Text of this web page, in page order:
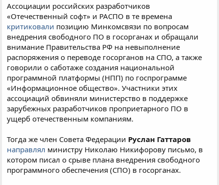
Ассоциации российских разработчиков
«Отечественный софт» и РАСПО в те времена
критиковали позицию Минкомсвязи по вопросам
внедрения свободного ПО в госорганах и обращали
внимание Правительства РФ на невыполнение
распоряжения о переводе госорганов на СПО, а также
говорили о саботаже создания национальной
программной платформы (НПП) по госпрограмме
«Информационное общество». Участники этих
ассоциаций обвиняли министерство в поддержке
зарубежных разработчиков проприетарного ПО в
ущерб отечественным компаниям.
Тогда же член Совета Федерации Руслан Гаттаров
направлял министру Николаю Никифорову письмо, в
котором писал о срыве плана внедрения свободного
программного обеспечения (СПО) в госорганах.